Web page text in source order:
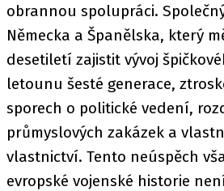
obrannou spolupráci.
Německa a Španělska, který
desetiletí zajistit vývoj
letounu šesté generace,
sporech o politické vedení,
průmyslových zakázek a
vlastnictví. Tento neúspěch
evropské vojenské historie